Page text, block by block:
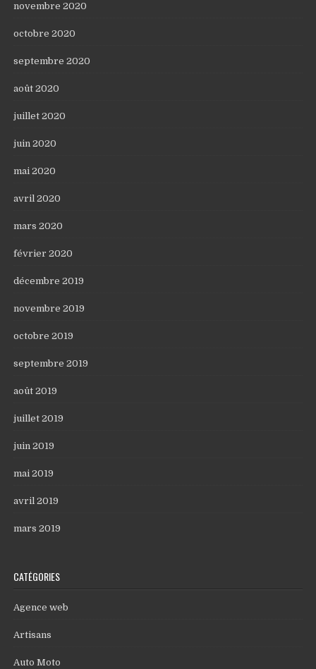
novembre 2020
octobre 2020
septembre 2020
août 2020
juillet 2020
juin 2020
mai 2020
avril 2020
mars 2020
février 2020
décembre 2019
novembre 2019
octobre 2019
septembre 2019
août 2019
juillet 2019
juin 2019
mai 2019
avril 2019
mars 2019
CATÉGORIES
Agence web
Artisans
Auto Moto